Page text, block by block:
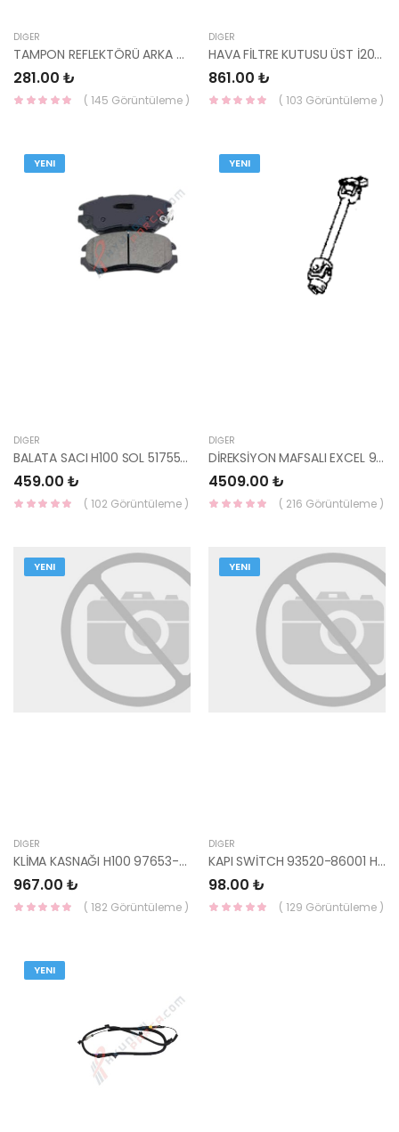
DIĞER
TAMPON REFLEKTÖRÜ ARKA SOL İ20 2012 92405-1J500 YS
281.00 ₺
( 145 Görüntüleme )
DIĞER
HAVA FİLTRE KUTUSU ÜST İ20 2020 28111-Q0100 HMC
861.00 ₺
( 103 Görüntüleme )
YENI
DIĞER
BALATA SACI H100 SOL 51755-4F020 HMC
459.00 ₺
( 102 Görüntüleme )
YENI
DIĞER
DİREKSİYON MAFSALI EXCEL 90-94 56410-24000 HMC
4509.00 ₺
( 216 Görüntüleme )
YENI
DIĞER
KLİMA KASNAĞI H100 97653-4F100 HMC
967.00 ₺
( 182 Görüntüleme )
YENI
DIĞER
KAPI SWİTCH 93520-86001 HMC
98.00 ₺
( 129 Görüntüleme )
YENI